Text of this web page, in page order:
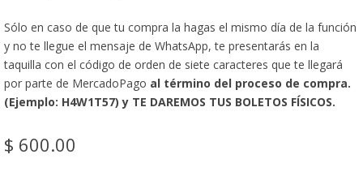
Sólo en caso de que tu compra la hagas el mismo día de la función
y no te llegue el mensaje de WhatsApp, te presentarás en la
taquilla con el código de orden de siete caracteres que te llegará
por parte de MercadoPago al término del proceso de compra.
(Ejemplo: H4W1T57) y TE DAREMOS TUS BOLETOS FÍSICOS.
$ 600.00